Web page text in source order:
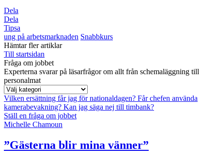
Dela
Dela
Tipsa
ung på arbetsmarknaden Snabbkurs
Hämtar fler artiklar
Till startsidan
Fråga om jobbet
Experterna svarar på läsarfrågor om allt från schemaläggning till
personalmat
Vilken ersättning får jag för nationaldagen? Får chefen använda
kamerabevakning? Kan jag säga nej till timbank?
Ställ en fråga om jobbet
Michelle Chamoun
”Gästerna blir mina vänner”